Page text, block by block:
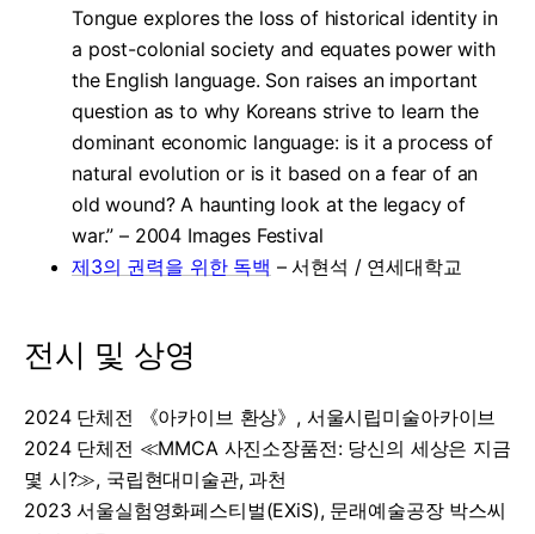
Tongue explores the loss of historical identity in
a post-colonial society and equates power with
the English language. Son raises an important
question as to why Koreans strive to learn the
dominant economic language: is it a process of
natural evolution or is it based on a fear of an
old wound? A haunting look at the legacy of
war.” – 2004 Images Festival
제3의 권력을 위한 독백 – 서현석 / 연세대학교
전시 및 상영
2024 단체전 《아카이브 환상》, 서울시립미술아카이브
2024 단체전 ≪MMCA 사진소장품전: 당신의 세상은 지금
몇 시?≫, 국립현대미술관, 과천
2023 서울실험영화페스티벌(EXiS), 문래예술공장 박스씨